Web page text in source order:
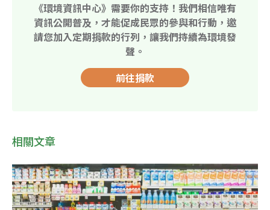
《環境資訊中心》需要你的支持！我們相信唯有
資訊公開普及，才能促成民眾的參與和行動，邀
請您加入定期捐款的行列，讓我們持續為環境發
聲。
前往捐款
相關文章